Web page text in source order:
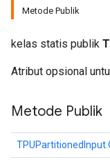
Metode Publik
kelas statis publik
Atribut opsional
Metode Publik